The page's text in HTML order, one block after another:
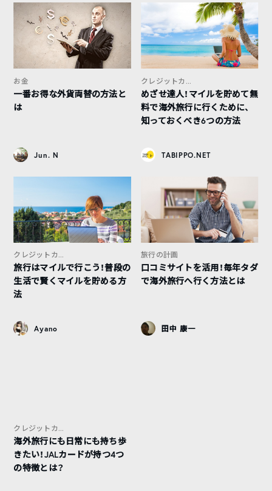
お金
一番お得な外貨両替の方法と
は
Jun. N
クレジットカ...
めざせ達人！マイルを貯めて無
料で海外旅行に行くために、
知っておくべき6つの方法
TABIPPO.NET
クレジットカ...
旅行はマイルで行こう！普段の
生活で賢くマイルを貯める方
法
Ayano
旅行の計画
口コミサイトを活用！毎年タダ
で海外旅行へ行く方法とは
田中 康一
クレジットカ...
海外旅行にも日常にも持ち歩
きたい！JALカードが持つ4つ
の特徴とは？